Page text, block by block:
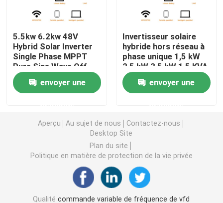
Convertisseur de fréquence variable
Inverseur de fréquence de vecteur
Inverseur de fréquence de VFD
Appareil à fréquence variable pour grue
Optimisateur solaire
5.5kw 6.2kw 48V
Hybrid Solar Inverter
Single Phase MPPT
Pure Sine Wave Off
Grid Solar Inverter
Fast 10ms Transfer
Time
envoyer une
Invertisseur solaire
hybride hors réseau à
phase unique 1,5 kW
2,5 kW 3,5 kW 1,5 KVA
2,5 KVA 3,5 KVA 12 V
24 V Pure Sine Wave
MPPT Invertisseur
envoyer une
Aperçu Au sujet de nous
Contactez-nous
Desktop Site
Plan du site
Politique en matière de protection de la vie privée
Qualitécommande variable de fréquence de vfd